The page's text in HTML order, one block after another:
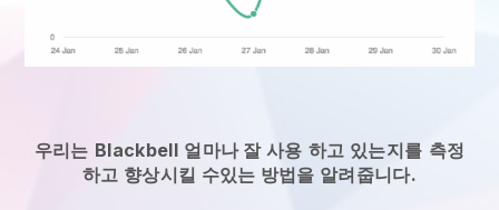
우리는 Blackbell 얼마나 잘 사용 하고 있는지를 측정
하고 향상시킬 수있는 방법을 알려줍니다.